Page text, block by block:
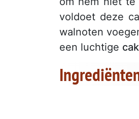
voldoet deze
walnoten
een luchtige